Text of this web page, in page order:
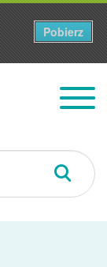
Pobierz